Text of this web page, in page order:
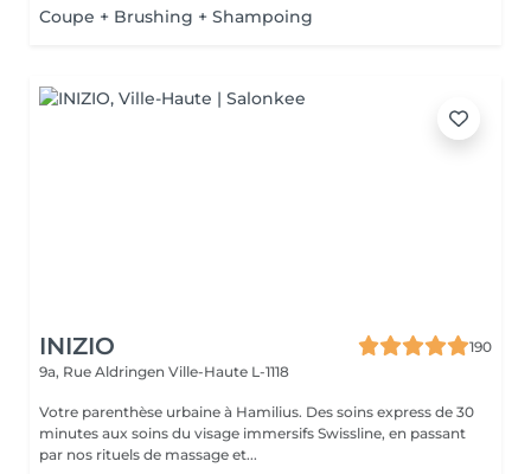
Coupe + Brushing + Shampoing
INIZIO
190
9a, Rue Aldringen Ville-Haute L-1118
Votre parenthèse urbaine à Hamilius. Des soins express de 30
minutes aux soins du visage immersifs Swissline, en passant
par nos rituels de massage et...